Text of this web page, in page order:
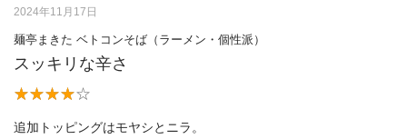
2024年11月17日
麺亭まきた ベトコンそば（ラーメン・個性派）
スッキリな辛さ
追加トッピングはモヤシとニラ。